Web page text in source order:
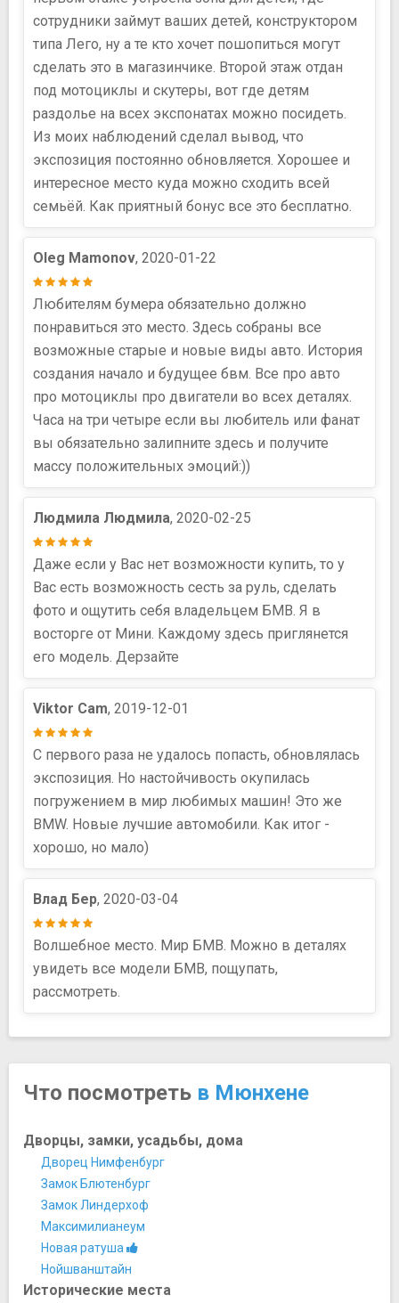
сотрудники займут ваших детей, конструктором
типа Лего, ну а те кто хочет пошопиться могут
сделать это в магазинчике. Второй этаж отдан
под мотоциклы и скутеры, вот где детям
раздолье на всех экспонатах можно посидеть.
Из моих наблюдений сделал вывод, что
экспозиция постоянно обновляется. Хорошее и
интересное место куда можно сходить всей
семьёй. Как приятный бонус все это бесплатно.
Oleg Mamonov, 2020-01-22
Любителям бумера обязательно должно
понравиться это место. Здесь собраны все
возможные старые и новые виды авто. История
создания начало и будущее бвм. Все про авто
про мотоциклы про двигатели во всех деталях.
Часа на три четыре если вы любитель или фанат
вы обязательно залипните здесь и получите
массу положительных эмоций:))
Людмила Людмила, 2020-02-25
Даже если у Вас нет возможности купить, то у
Вас есть возможность сесть за руль, сделать
фото и ощутить себя владельцем БМВ. Я в
восторге от Мини. Каждому здесь приглянется
его модель. Дерзайте
Viktor Cam, 2019-12-01
С первого раза не удалось попасть, обновлялась
экспозиция. Но настойчивость окупилась
погружением в мир любимых машин! Это же
BMW. Новые лучшие автомобили. Как итог -
хорошо, но мало)
Влад Бер, 2020-03-04
Волшебное место. Мир БМВ. Можно в деталях
увидеть все модели БМВ, пощупать,
рассмотреть.
Что посмотреть в Мюнхене
Дворцы, замки, усадьбы, дома
Дворец Нимфенбург
Замок Блютенбург
Замок Линдерхоф
Максимилианеум
Новая ратуша
Нойшванштайн
Исторические места